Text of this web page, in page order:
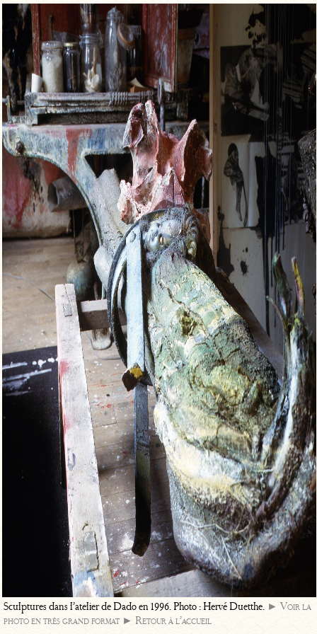
Sculptures dans l’atelier de Dado en 1996. Photo : Hervé Duetthe. ► Voir la
photo en très grand format ► Retour à l’accueil